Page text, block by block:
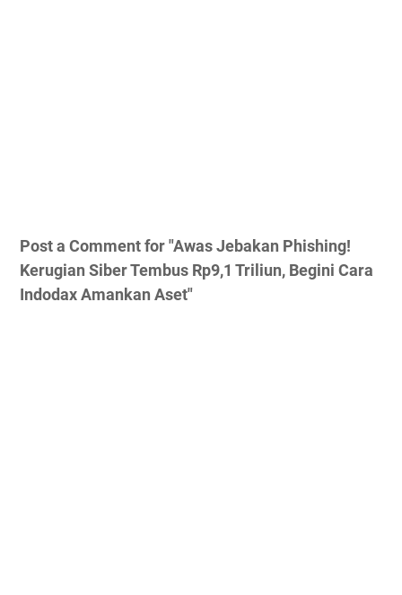
Post a Comment for "Awas Jebakan Phishing!
Kerugian Siber Tembus Rp9,1 Triliun, Begini Cara
Indodax Amankan Aset"